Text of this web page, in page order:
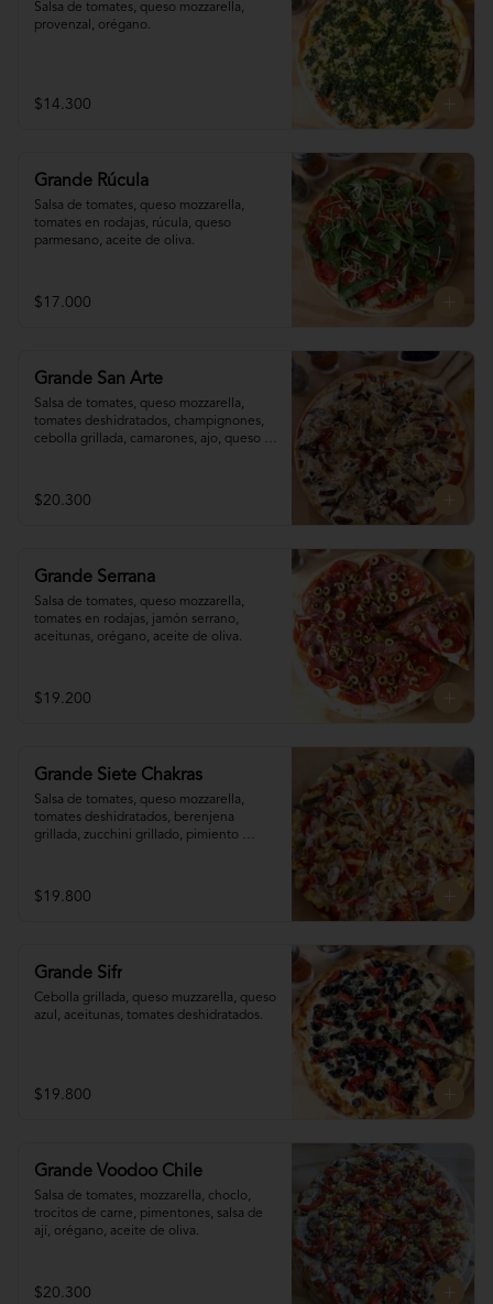
Salsa de tomates, queso mozzarella,
provenzal, orégano.
$14.300
Grande Rúcula
Salsa de tomates, queso mozzarella,
tomates en rodajas, rúcula, queso
parmesano, aceite de oliva.
$17.000
Grande San Arte
Salsa de tomates, queso mozzarella,
tomates deshidratados, champignones,
cebolla grillada, camarones, ajo, queso
$20.300
Grande Serrana
Salsa de tomates, queso mozzarella,
tomates en rodajas, jamón serrano,
aceitunas, orégano, aceite de oliva.
$19.200
Grande Siete Chakras
Salsa de tomates, queso mozzarella,
tomates deshidratados, berenjena
grillada, zucchini grillado, pimiento
$19.800
Grande Sifr
Cebolla grillada, queso muzzarella, queso
azul, aceitunas, tomates deshidratados.
$19.800
Grande Voodoo Chile
Salsa de tomates, mozzarella, choclo,
trocitos de carne, pimentones, salsa de
ají, orégano, aceite de oliva.
$20.300